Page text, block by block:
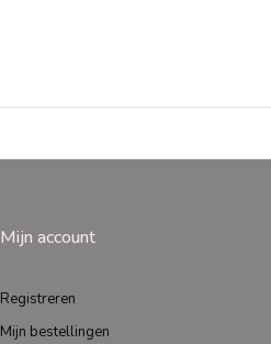
Mijn account
Registreren
Mijn bestellingen